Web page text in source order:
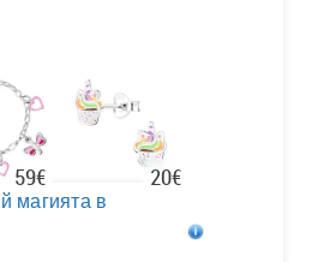
59€ 20€
магията в